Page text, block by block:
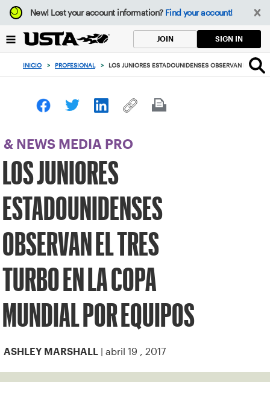
Enfoque
desde
botón
volver
principio
New!Lost your account information? Find your account!
JOIN SIGN IN
INICIO > PROFESIONAL > LOS JUNIORES ESTADOUNIDENSES OBSERVAN EL
& NEWS MEDIA PRO
LOS JUNIORES
ESTADOUNIDENSES
OBSERVAN EL TRES
TURBO EN LA COPA
MUNDIAL POR EQUIPOS
ASHLEY MARSHALL | abril 19 , 2017